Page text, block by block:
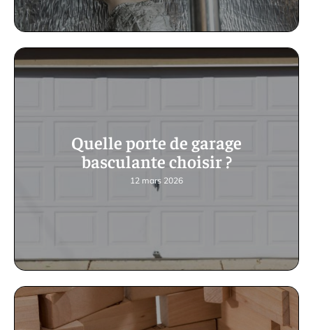
Quelle porte de garage
basculante choisir ?
12 mars 2026